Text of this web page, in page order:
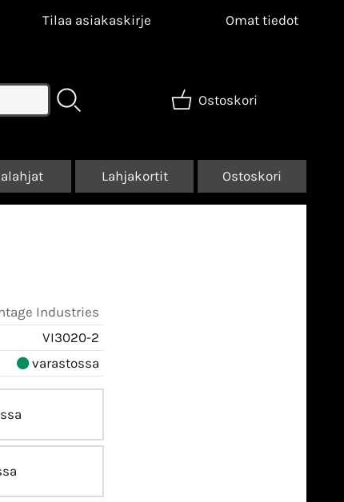
Tilaa asiakaskirje Omat tiedot
Ostoskori
Lahjakortit Ostoskori
Industries
VI3020-2
varastossa